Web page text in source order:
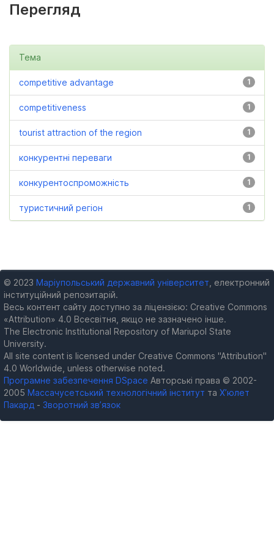
Перегляд
Тема
1
competitive advantage
1
competitiveness
1
tourist attraction of the region
1
конкурентні переваги
1
конкурентоспроможність
1
туристичний регіон
© 2023 Маріупольський державний університет , електронний
інституційний репозитарій.
Весь контент сайту доступно за ліцензією: Creative Commons
«Attribution» 4.0 Всесвітня, якщо не зазначено інше.
The Electronic Institutional Repository of Mariupol State
University.
All site content is licensed under Creative Commons "Attribution"
4.0 Worldwide, unless otherwise noted.
Програмне забезпечення DSpace Авторські права © 2002-
2005 Массачусетський технологічний інститут та Х’юлет
Пакард - Зворотний зв’язок